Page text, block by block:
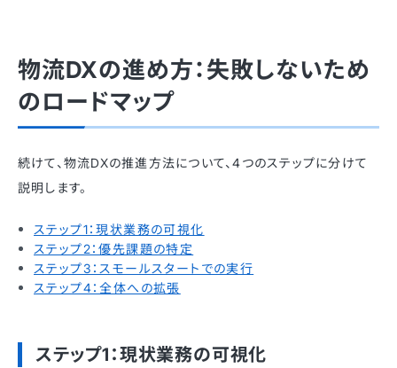
物流DXの進め方：失敗しないため
のロードマップ
続けて、物流DXの推進方法について、4つのステップに分けて
説明します。
ステップ1：現状業務の可視化
ステップ2：優先課題の特定
ステップ3：スモールスタートでの実行
ステップ4：全体への拡張
ステップ1：現状業務の可視化